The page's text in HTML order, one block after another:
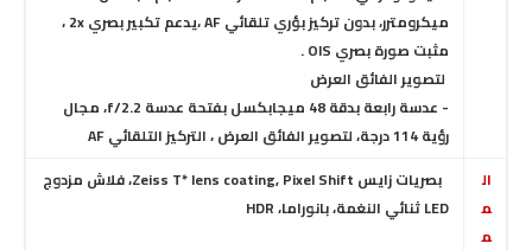
ميكرومترر، بدون تركيز بؤري تلقائي AF ،يدعم
تكبير بصري 2x ،
مثبت صورة بصري OIS .
لتصوير الفائق العرض
- عدسة رابعة بدقة 48 ميجابكسل بفتحة عدسة f/2.2
،مجال
رؤية 114 درجة،
لتصوير الفائق العرض ،التركيز التلقائي AF
ال
م
م
بصريات زايس Zeiss T* lens coating, Pixel Shift، فلاش مزدوج
LED ثنائي النغمة، بانوراما، HDR